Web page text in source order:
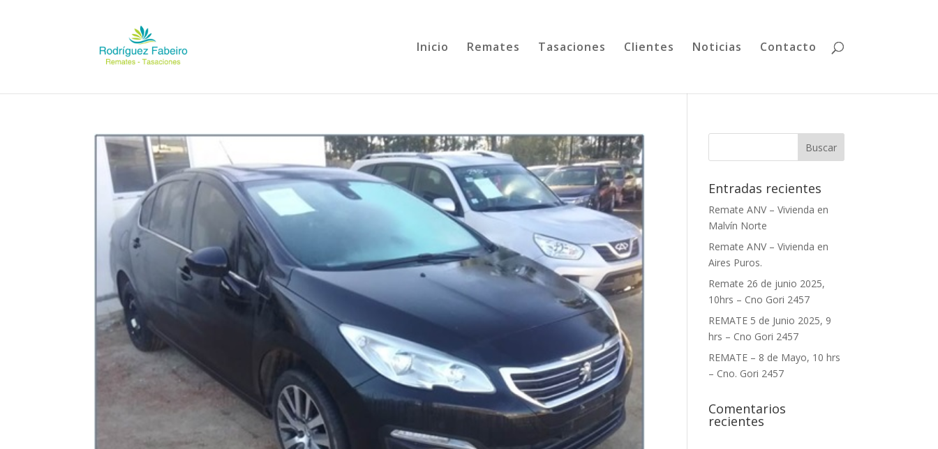
Inicio Remates Tasaciones Clientes Noticias Contacto
Entradas recientes
Remate ANV – Vivienda en
Malvín Norte
Remate ANV – Vivienda en
Aires Puros.
Remate 26 de junio 2025,
10hrs – Cno Gori 2457
REMATE 5 de Junio 2025, 9
hrs – Cno Gori 2457
REMATE – 8 de Mayo, 10 hrs
– Cno. Gori 2457
Comentarios
recientes